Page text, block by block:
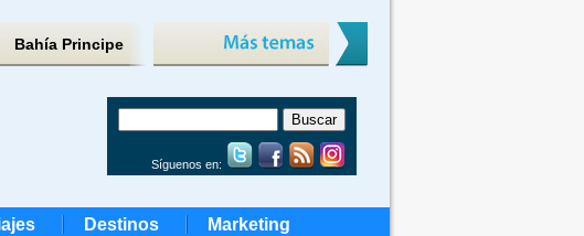
Bahía Principe
Síguenos en:
Destinos Marketing